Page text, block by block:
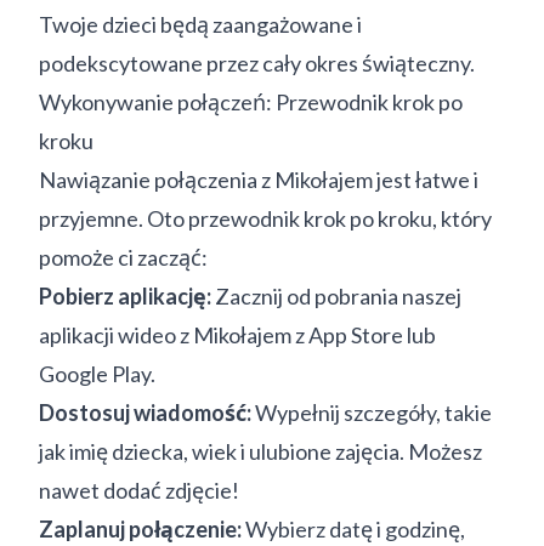
Twoje dzieci będą zaangażowane i
podekscytowane przez cały okres świąteczny.
Wykonywanie połączeń: Przewodnik krok po
kroku
Nawiązanie połączenia z Mikołajem jest łatwe i
przyjemne. Oto przewodnik krok po kroku, który
pomoże ci zacząć:
Pobierz aplikację:Zacznij od pobrania naszej
aplikacji wideo z Mikołajem z App Store lub
Google Play.
Dostosuj wiadomość:Wypełnij szczegóły, takie
jak imię dziecka, wiek i ulubione zajęcia. Możesz
nawet dodać zdjęcie!
Zaplanuj połączenie:Wybierz datę i godzinę,